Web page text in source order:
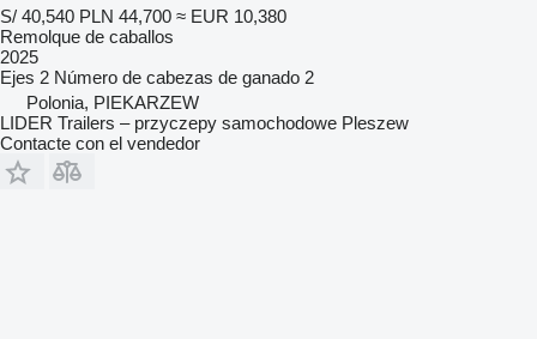
S/ 40,540 PLN 44,700 ≈ EUR 10,380
Remolque de caballos
2025
Ejes 2 Número de cabezas de ganado 2
Polonia, PIEKARZEW
LIDER Trailers – przyczepy samochodowe Pleszew
Contacte con el vendedor